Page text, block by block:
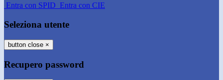
Entra con SPID Entra con CIE
Seleziona utente
button close ×
Recupero password